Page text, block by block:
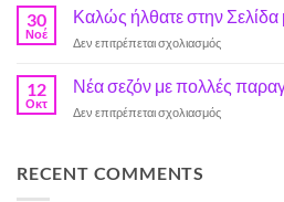
ΣΥΝΤΟΜΑ
Λαχταριστό
Χαρτί
για
της
RIZOS
NUTS
στην
SIAL
30
Νοέ
Καλώς ήλθατε στην Σελίδα
Δεν επιτρέπεται σχολιασμόςστο
ήλθατε
στην
Σελίδα
12
Οκτ
Νέα σεζόν με πολλές
Δεν επιτρέπεται σχολιασμόςστο
RECENT COMMENTS